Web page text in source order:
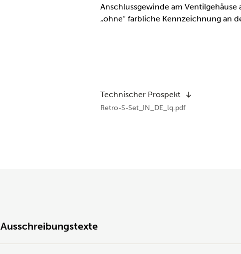
Anschlussgewinde am Ventilgehäuse
„ohne“ farbliche Kennzeichnung an
Technischer Prospekt
Retro-S-Set_IN_DE_lq.pdf
Ausschreibungstexte